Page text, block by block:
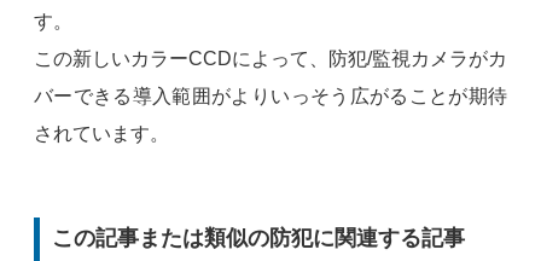
す。
この新しいカラーCCDによって、防犯/監視カメラがカ
バーできる導入範囲がよりいっそう広がることが期待
されています。
この記事または類似の防犯に関連する記事